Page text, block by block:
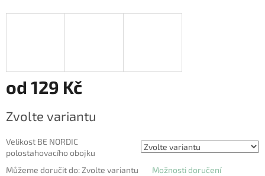
od 129 Kč
cena:
Zvolte variantu
Velikost BE NORDIC
polostahovacího obojku
Můžeme doručit do: Zvolte variantu Možnosti doručení